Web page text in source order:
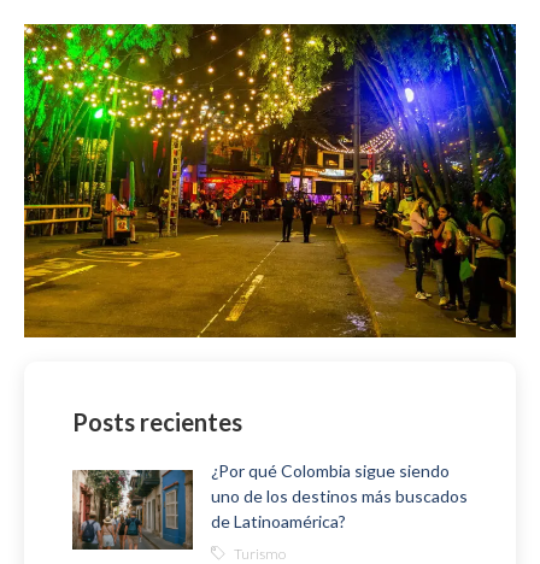
Posts recientes
¿Por qué Colombia sigue siendo
uno de los destinos más buscados
de Latinoamérica?
Turismo